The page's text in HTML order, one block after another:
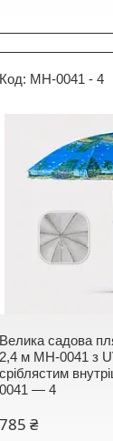
MH-0041 - 4
Велика садова
2,4 м MH-0041 з
сріблястим
0041 — 4
785 ₴